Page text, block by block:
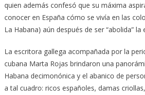
quien además confesó que su máxima
conocer en España cómo se vivía en las
La Habana) aún después de ser “abolida” la
La escritora gallega acompañada por la
cubana Marta Rojas brindaron una
Habana decimonónica y el abanico de
a tal cuadro: ricos españoles, damas